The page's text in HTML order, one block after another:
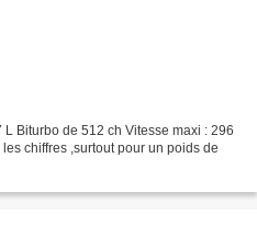
Biturbo de 512 ch Vitesse maxi : 296
chiffres ,surtout pour un poids de